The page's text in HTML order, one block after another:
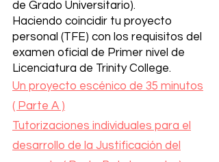
de Grado Universitario).
Haciendo coincidir tu proyecto
personal (TFE) con los requisitos del
examen oficial de Primer nivel de
Licenciatura de Trinity College.
Un proyecto escénico de 35 minutos
( Parte A )
Tutorizaciones individuales para el
desarrollo de la Justificación del